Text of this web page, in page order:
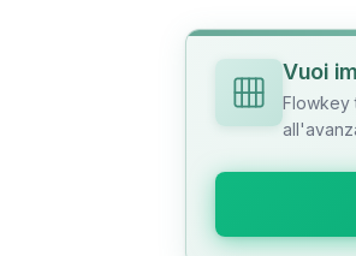
Vuoi
Flowkey